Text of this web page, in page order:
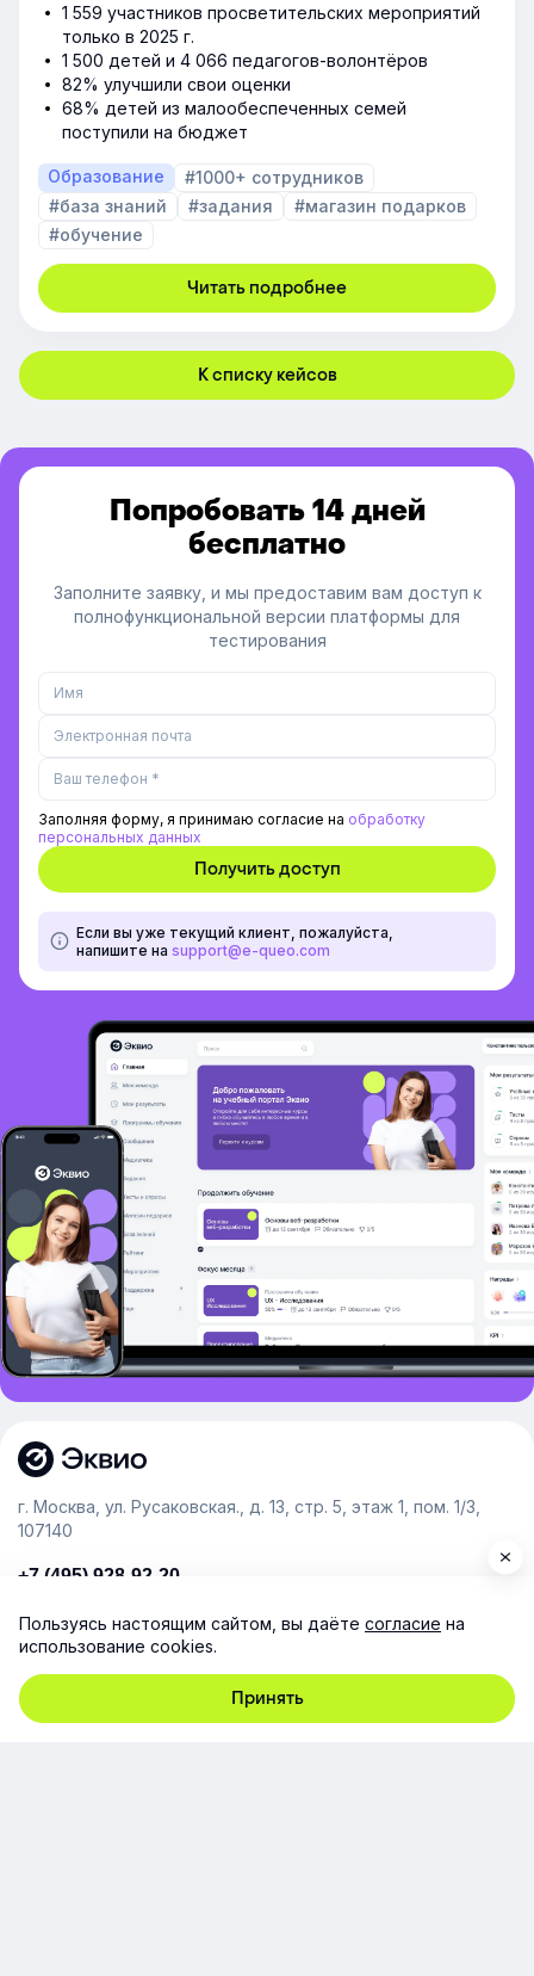
1 559 участников просветительских мероприятий
только в 2025 г.
1 500 детей и 4 066 педагогов-волонтёров
82% улучшили свои оценки
68% детей из малообеспеченных семей
поступили на бюджет
Образование
#1000+ сотрудников
#база знаний
#задания
#магазин подарков
#обучение
Читать подробнее
К списку кейсов
Попробовать 14 дней
бесплатно
Заполните заявку, и мы предоставим вам доступ к
полнофункциональной версии платформы для
тестирования
Заполняя форму, я принимаю согласие на обработку
персональных данных
Если вы уже текущий клиент, пожалуйста,
напишите на support@e-queo.com
г. Москва, ул. Русаковская., д. 13, стр. 5, этаж 1, пом. 1/3,
107140
+7 (495) 928-92-20
Расскажем о платформе и предоставим бесплатный
демо-доступ
Пользуясь настоящим сайтом, вы даёте согласие на
использование cookies.
Принять